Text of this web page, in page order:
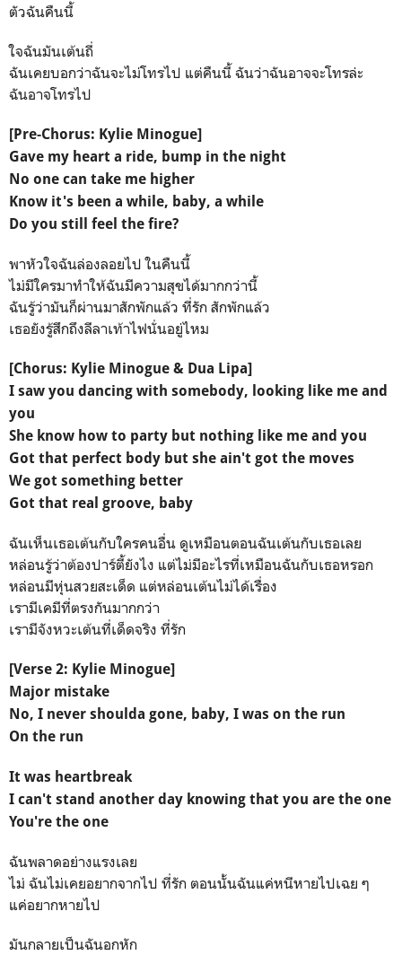
ตัวฉันคืนนี้
ใจฉันมันเต้นถี่
ฉันเคยบอกว่าฉันจะไม่โทรไป แต่คืนนี้ ฉันว่าฉันอาจจะโทรล่ะ
ฉันอาจโทรไป
[Pre-Chorus: Kylie Minogue]
Gave my heart a ride, bump in the night
No one can take me higher
Know it's been a while, baby, a while
Do you still feel the fire?
พาหัวใจฉันล่องลอยไป ในคืนนี้
ไม่มีใครมาทำให้ฉันมีความสุขได้มากกว่านี้
ฉันรู้ว่ามันก็ผ่านมาสักพักแล้ว ที่รัก สักพักแล้ว
เธอยังรู้สึกถึงลีลาเท้าไฟนั่นอยู่ไหม
[Chorus: Kylie Minogue & Dua Lipa]
I saw you dancing with somebody, looking like me and
you
She know how to party but nothing like me and you
Got that perfect body but she ain't got the moves
We got something better
Got that real groove, baby
ฉันเห็นเธอเต้นกับใครคนอื่น ดูเหมือนตอนฉันเต้นกับเธอเลย
หล่อนรู้ว่าต้องปาร์ตี้ยังไง แต่ไม่มีอะไรที่เหมือนฉันกับเธอหรอก
หล่อนมีหุ่นสวยสะเด็ด แต่หล่อนเต้นไม่ได้เรื่อง
เรามีเคมีที่ตรงกันมากกว่า
เรามีจังหวะเต้นที่เด็ดจริง ที่รัก
[Verse 2: Kylie Minogue]
Major mistake
No, I never shoulda gone, baby, I was on the run
On the run
It was heartbreak
I can't stand another day knowing that you are the one
You're the one
ฉันพลาดอย่างแรงเลย
ไม่ ฉันไม่เคยอยากจากไป ที่รัก ตอนนั้นฉันแค่หนีหายไปเฉย ๆ
แค่อยากหายไป
มันกลายเป็นฉันอกหัก